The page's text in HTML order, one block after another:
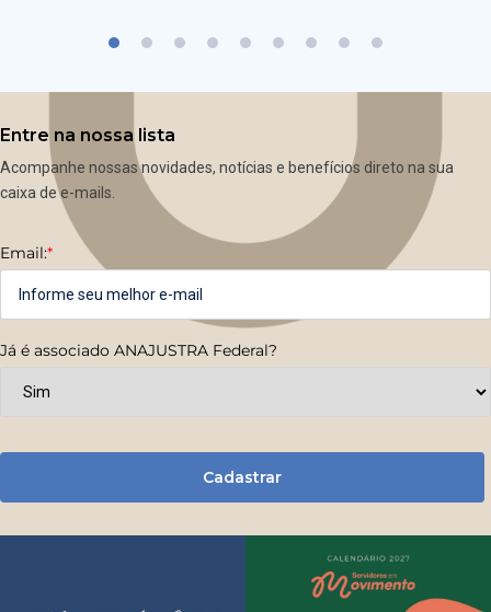
Entre na nossa lista
Acompanhe nossas novidades, notícias e benefícios direto na sua
caixa de e-mails.
Email:*
Já é associado ANAJUSTRA Federal?
Cadastrar